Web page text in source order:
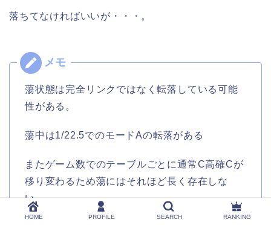
落ちてなければいいが・・・。
蕩状態は完全リンクではなく転落している可能
性がある。
蕩中は1/22.5でのモードAの転落がある
またゲーム数でのテーブルごとに通常C高確Cが
移り変わるため蕩にはそれほど長く存在しな
い。
HOME PROFILE SEARCH RANKING